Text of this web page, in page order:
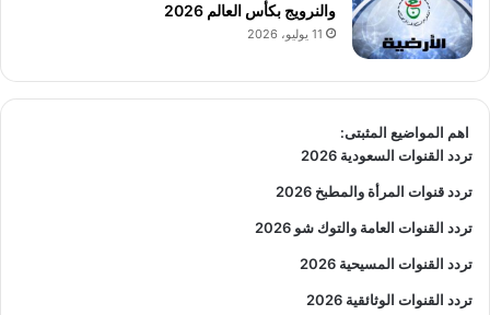
والنرويج بكأس العالم 2026
11 يوليو، 2026
اهم المواضيع المثبتى:
تردد القنوات السعودية 2026
تردد قنوات المرأة والمطبخ 2026
تردد القنوات العامة والتوك شو 2026
تردد القنوات المسيحية 2026
تردد القنوات الوثائقية 2026